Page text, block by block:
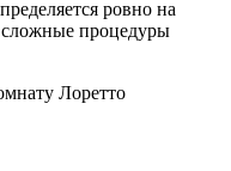
ровно на
сложные процедуры